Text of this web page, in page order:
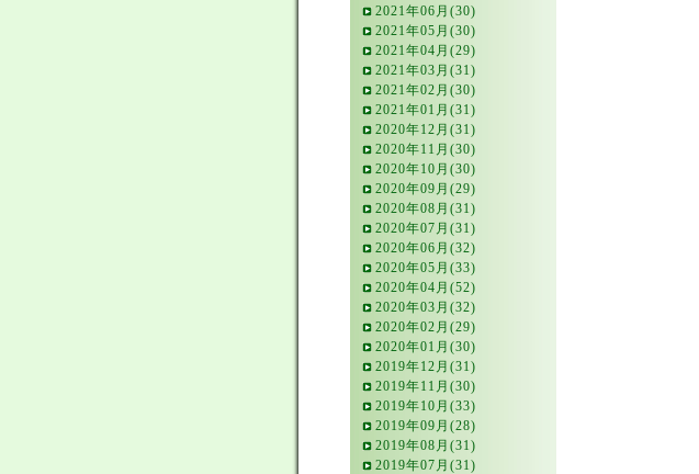
2021年06月(30)
2021年05月(30)
2021年04月(29)
2021年03月(31)
2021年02月(30)
2021年01月(31)
2020年12月(31)
2020年11月(30)
2020年10月(30)
2020年09月(29)
2020年08月(31)
2020年07月(31)
2020年06月(32)
2020年05月(33)
2020年04月(52)
2020年03月(32)
2020年02月(29)
2020年01月(30)
2019年12月(31)
2019年11月(30)
2019年10月(33)
2019年09月(28)
2019年08月(31)
2019年07月(31)